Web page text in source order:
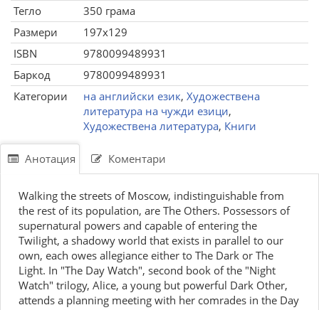
Тегло
350 грама
Размери
197x129
ISBN
9780099489931
Баркод
9780099489931
Категории
на английски език, Художествена
литература на чужди езици,
Художествена литература, Книги
Анотация Коментари
Walking the streets of Moscow, indistinguishable from
the rest of its population, are The Others. Possessors of
supernatural powers and capable of entering the
Twilight, a shadowy world that exists in parallel to our
own, each owes allegiance either to The Dark or The
Light. In "The Day Watch", second book of the "Night
Watch" trilogy, Alice, a young but powerful Dark Other,
attends a planning meeting with her comrades in the Day